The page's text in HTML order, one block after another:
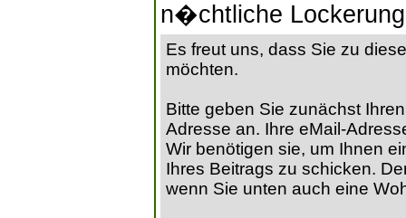
n�chtliche Lockerung
Es freut uns, dass Sie zu
möchten.
Bitte geben Sie zunächst
Adresse an. Ihre eMail-
Wir benötigen sie, um Ihnen
Ihres Beitrags zu schicken.
wenn Sie unten auch eine